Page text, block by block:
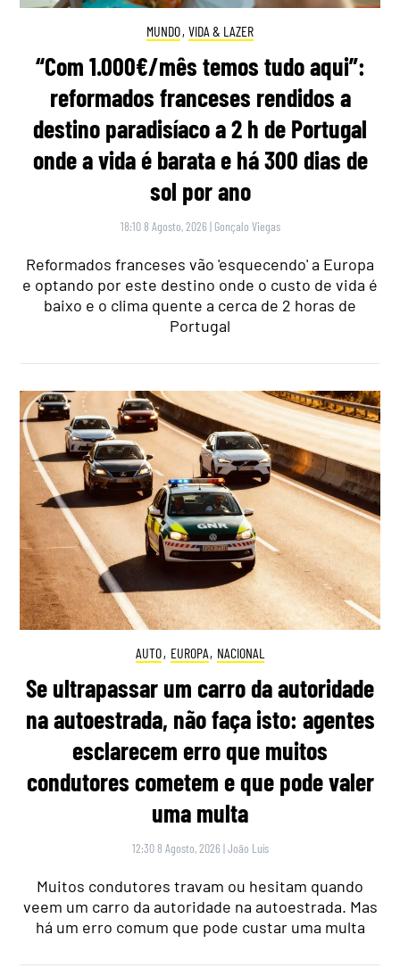
MUNDO, VIDA & LAZER
“Com 1.000€/mês temos tudo aqui”:
reformados franceses rendidos a
destino paradisíaco a 2 h de Portugal
onde a vida é barata e há 300 dias de
sol por ano
18:10 8 Agosto, 2026 | Gonçalo Viegas
Reformados franceses vão 'esquecendo' a Europa
e optando por este destino onde o custo de vida é
baixo e o clima quente a cerca de 2 horas de
Portugal
AUTO, EUROPA, NACIONAL
Se ultrapassar um carro da autoridade
na autoestrada, não faça isto: agentes
esclarecem erro que muitos
condutores cometem e que pode valer
uma multa
12:30 8 Agosto, 2026 |João Luís
Muitos condutores travam ou hesitam quando
veem um carro da autoridade na autoestrada. Mas
há um erro comum que pode custar uma multa